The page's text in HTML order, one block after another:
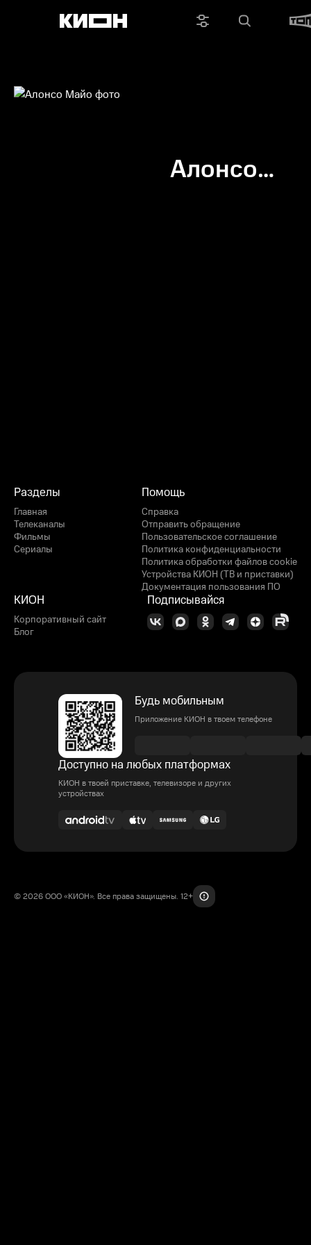
Алонсо
Разделы
Главная
Телеканалы
Фильмы
Сериалы
Помощь
Справка
Отправить обращение
Пользовательское соглашение
Политика конфиденциальности
Политика обработки файлов cookie
Устройства КИОН (ТВ и приставки)
Документация пользования ПО
КИОН
Корпоративный сайт
Блог
Подписывайся
Будь мобильным
Приложение КИОН в твоем телефоне
Доступно на любых платформах
КИОН в твоей приставке, телевизоре и других
устройствах
© 2026 ООО «КИОН». Все права защищены. 12+